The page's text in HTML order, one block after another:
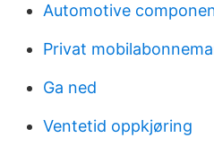
Automotive
Privat
Ga ned
Ventetid oppkjøring